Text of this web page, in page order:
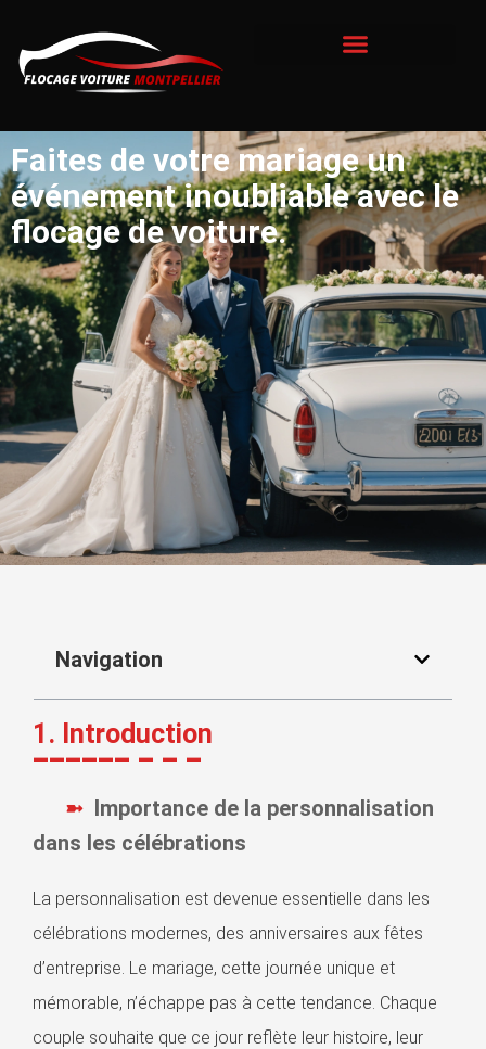
Faites de votre mariage un
événement inoubliable avec le
flocage de voiture.
Navigation
1. Introduction
Importance de la personnalisation
dans les célébrations
La personnalisation est devenue essentielle dans les
célébrations modernes, des anniversaires aux fêtes
d’entreprise. Le mariage, cette journée unique et
mémorable, n’échappe pas à cette tendance. Chaque
couple souhaite que ce jour reflète leur histoire, leur